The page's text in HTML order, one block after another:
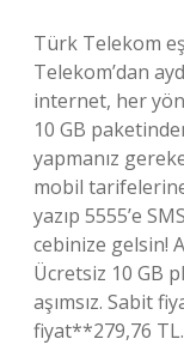
Türk Telekom
Telekom’dan
internet, her
10 GB
yapmanız
mobil
yazıp 5555’e
cebinize gelsin!
Ücretsiz 10 GB
aşımsız. Sabit
fiyat**279,76